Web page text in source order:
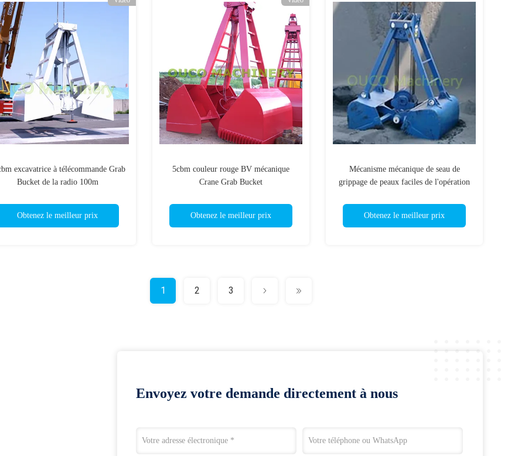
excavatrice à télécommande Grab
Bucket de la radio 100m
Obtenez le meilleur prix
5cbm couleur rouge BV mécanique
Crane Grab Bucket
Obtenez le meilleur prix
Mécanisme mécanique de seau de
grippage de peaux faciles de l'opération
Obtenez le meilleur prix
1 2 3
Envoyez votre demande directement à nous